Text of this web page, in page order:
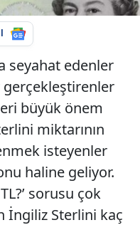
seyahat edenler
gerçekleştirenler
büyük önem
miktarının
isteyenler
haline geliyor.
sorusu çok
İngiliz Sterlini kaç